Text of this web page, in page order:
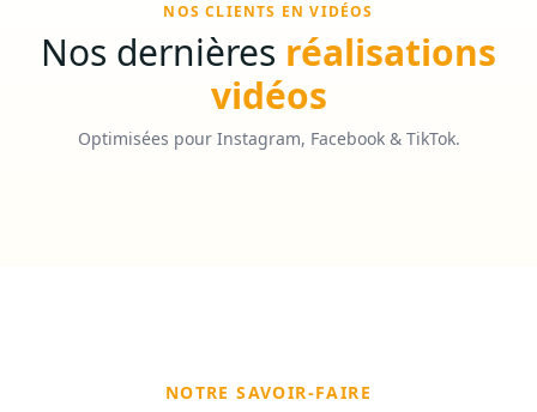
NOS CLIENTS EN VIDÉOS
Nos dernières réalisations
vidéos
Optimisées pour Instagram, Facebook & TikTok.
NOTRE SAVOIR-FAIRE